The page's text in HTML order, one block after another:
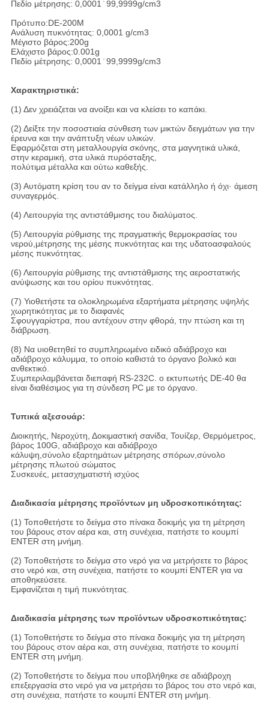
Πεδίο μέτρησης: 0,0001 ̇ 99,9999g/cm3
Πρότυπο:DE-200M
Ανάλυση πυκνότητας: 0,0001 g/cm3
Μέγιστο βάρος:200g
Ελάχιστο βάρος:0.001g
Πεδίο μέτρησης: 0,0001 ̇ 99,9999g/cm3
Χαρακτηριστικά:
(1) Δεν χρειάζεται να ανοίξει και να κλείσει το καπάκι.
(2) Δείξτε την ποσοστιαία σύνθεση των μικτών δειγμάτων για την
έρευνα και την ανάπτυξη νέων υλικών.
Εφαρμόζεται στη μεταλλουργία σκόνης, στα μαγνητικά υλικά,
στην κεραμική, στα υλικά πυρόσταξης,
πολύτιμα μέταλλα και ούτω καθεξής.
(3) Αυτόματη κρίση του αν το δείγμα είναι κατάλληλο ή όχι· άμεση
συναγερμός.
(4) Λειτουργία της αντιστάθμισης του διαλύματος.
(5) Λειτουργία ρύθμισης της πραγματικής θερμοκρασίας του
νερού,μέτρησης της μέσης πυκνότητας και της υδατοασφαλούς
μέσης πυκνότητας.
(6) Λειτουργία ρύθμισης της αντιστάθμισης της αεροστατικής
ανύψωσης και του ορίου πυκνότητας.
(7) Υιοθετήστε τα ολοκληρωμένα εξαρτήματα μέτρησης υψηλής
χωρητικότητας με το διαφανές
Σφουγγαρίστρα, που αντέχουν στην φθορά, την πτώση και τη
διάβρωση.
(8) Να υιοθετηθεί το συμπληρωμένο ειδικό αδιάβροχο και
αδιάβροχο κάλυμμα, το οποίο καθιστά το όργανο βολικό και
ανθεκτικό.
Συμπεριλαμβάνεται διεπαφή RS-232C. ο εκτυπωτής DE-40 θα
είναι διαθέσιμος για τη σύνδεση PC με το όργανο.
Τυπικά αξεσουάρ:
Διοικητής, Νεροχύτη, Δοκιμαστική σανίδα, Τουίζερ, Θερμόμετρος,
βάρος 100G, αδιάβροχο και αδιάβροχο
κάλυψη,σύνολο εξαρτημάτων μέτρησης σπόρων,σύνολο
μέτρησης πλωτού σώματος
Συσκευές, μετασχηματιστή ισχύος
Διαδικασία μέτρησης προϊόντων μη υδροσκοπικότητας:
(1) Τοποθετήστε το δείγμα στο πίνακα δοκιμής για τη μέτρηση
του βάρους στον αέρα και, στη συνέχεια, πατήστε το κουμπί
ENTER στη μνήμη.
(2) Τοποθετήστε το δείγμα στο νερό για να μετρήσετε το βάρος
στο νερό και, στη συνέχεια, πατήστε το κουμπί ENTER για να
αποθηκεύσετε.
Εμφανίζεται η τιμή πυκνότητας.
Διαδικασία μέτρησης των προϊόντων υδροσκοπικότητας:
(1) Τοποθετήστε το δείγμα στο πίνακα δοκιμής για τη μέτρηση
του βάρους στον αέρα και, στη συνέχεια, πατήστε το κουμπί
ENTER στη μνήμη.
(2) Τοποθετήστε το δείγμα που υποβλήθηκε σε αδιάβροχη
επεξεργασία στο νερό για να μετρήσει το βάρος του στο νερό και,
στη συνέχεια, πατήστε το κουμπί ENTER στη μνήμη.